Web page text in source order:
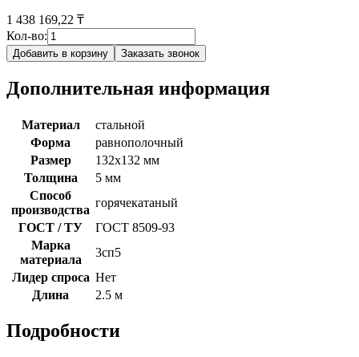
1 438 169,22 ₸
Кол-во:
Добавить в корзину Заказать звонок
Дополнительная информация
Материал
стальной
Форма
равнополочный
Размер
132x132 мм
Толщина
5 мм
Способ
производства
горячекатаный
ГОСТ / ТУ
ГОСТ 8509-93
Марка
материала
3сп5
Лидер спроса Нет
Длина
2.5 м
Подробности